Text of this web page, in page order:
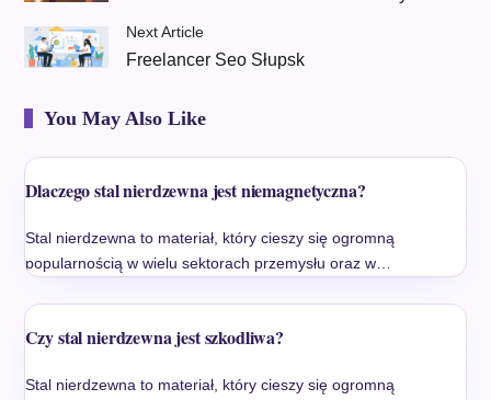
Next Article
Freelancer Seo Słupsk
You May Also Like
Dlaczego stal nierdzewna jest niemagnetyczna?
Stal nierdzewna to materiał, który cieszy się ogromną
popularnością w wielu sektorach przemysłu oraz w…
Czy stal nierdzewna jest szkodliwa?
Stal nierdzewna to materiał, który cieszy się ogromną